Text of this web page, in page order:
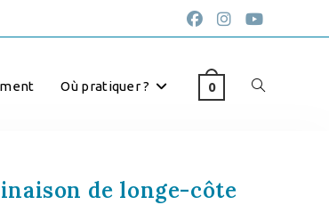
Où pratiquer ? 0
de longe-côte